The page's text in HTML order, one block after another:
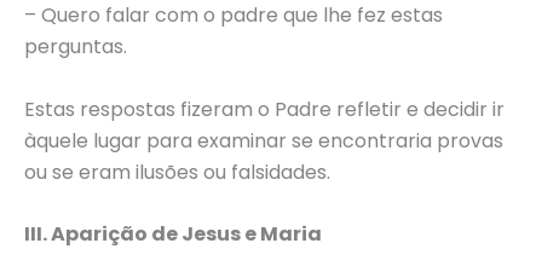
– Quero falar com o padre que lhe fez estas
perguntas.
Estas respostas fizeram o Padre refletir e decidir ir
àquele lugar para examinar se encontraria provas
ou se eram ilusões ou falsidades.
III. Aparição de Jesus e Maria